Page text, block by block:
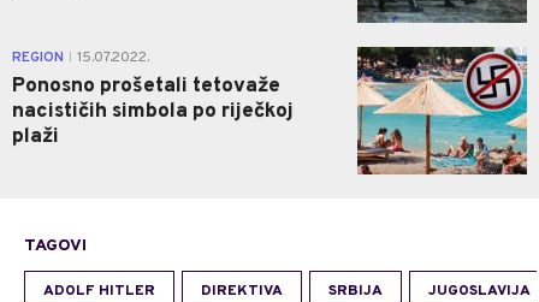
REGION 15.07.2022.
Ponosno prošetali tetovaže
nacističih simbola po riječkoj
plaži
1
TAGOVI
ADOLF HITLER DIREKTIVA SRBIJA JUGOSLAVIJA